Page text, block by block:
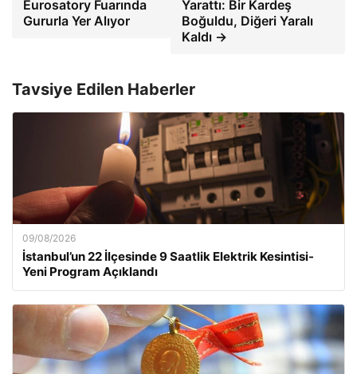
Eurosatory Fuarında
Gururla Yer Alıyor
Yarattı: Bir Kardeş
Boğuldu, Diğeri Yaralı
Kaldı →
Tavsiye Edilen Haberler
09/08/2026
İstanbul’un 22 İlçesinde 9 Saatlik Elektrik Kesintisi-
Yeni Program Açıklandı